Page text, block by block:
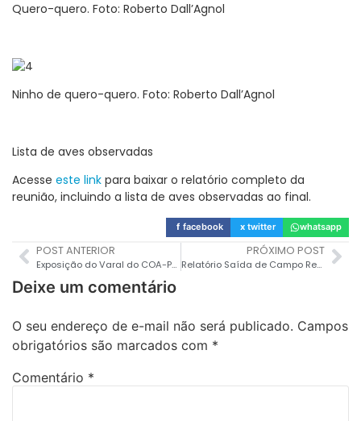
Quero-quero. Foto: Roberto Dall’Agnol
Ninho de quero-quero. Foto: Roberto Dall’Agnol
Lista de aves observadas
Acesse este link para baixar o relatório completo da
reunião, incluindo a lista de aves observadas ao final.
f facebook x twitter whatsapp
POST ANTERIOR
Exposição do Varal do COA-POA
PRÓXIMO POST
Relatório Saída de Campo Reserva Biológica do Lami – 27/11/2018
Deixe um comentário
O seu endereço de e-mail não será publicado. Campos
obrigatórios são marcados com *
Comentário *